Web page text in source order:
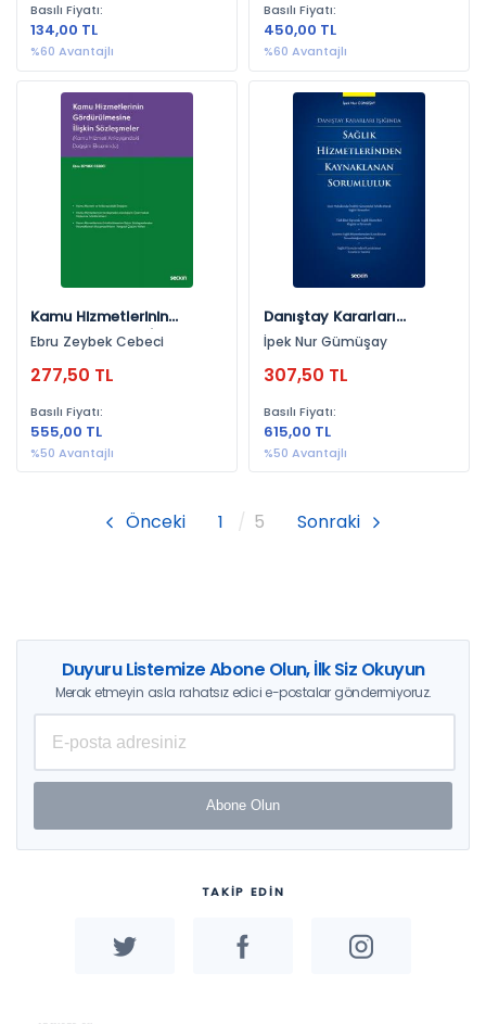
Basılı Fiyatı:
134,00 TL
%60 Avantajlı
Basılı Fiyatı:
450,00 TL
%60 Avantajlı
Kamu Hizmetlerinin
Gördürülmesine İlişkin
Sözleşmeler (Kamu
Hizmeti Anlayışındaki
Ebru Zeybek Cebeci
277,50 TL
Basılı Fiyatı:
555,00 TL
%50 Avantajlı
Danıştay Kararları
Işığında Sağlık
Hizmetlerinden
Kaynaklanan Sorumluluk
İpek Nur Gümüşay
307,50 TL
Basılı Fiyatı:
615,00 TL
%50 Avantajlı
Önceki 1 5 Sonraki
Duyuru Listemize Abone Olun, İlk Siz Okuyun
Merak etmeyin asla rahatsız edici e-postalar göndermiyoruz.
Abone Olun
TAKİP EDİN